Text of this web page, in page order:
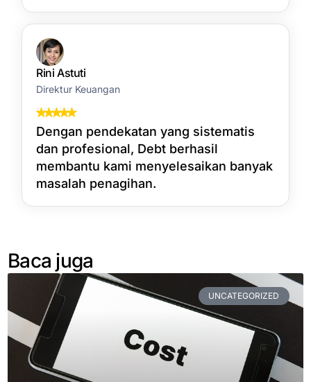
Rini Astuti
Direktur Keuangan
Dengan pendekatan yang sistematis
dan profesional, Debt berhasil
membantu kami menyelesaikan banyak
masalah penagihan.
Baca juga
UNCATEGORIZED